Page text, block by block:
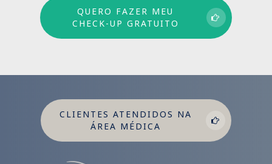
QUERO FAZER MEU
CHECK-UP GRATUITO
CLIENTES ATENDIDOS NA
ÁREA MÉDICA